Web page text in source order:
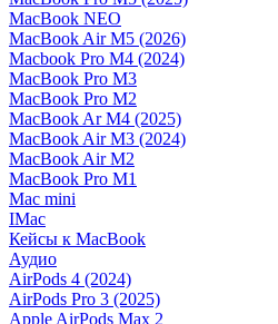
MacBook NEO
MacBook Air M5 (2026)
Macbook Pro M4 (2024)
MacBook Pro M3
MacBook Pro M2
MacBook Ar M4 (2025)
MacBook Air M3 (2024)
MacBook Air M2
MacBook Pro M1
Mac mini
IMac
Кейсы к MacBook
Аудио
AirPods 4 (2024)
AirPods Pro 3 (2025)
Apple AirPods Max 2